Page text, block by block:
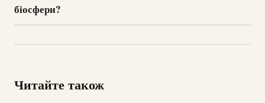
біосфери?
Читайте також